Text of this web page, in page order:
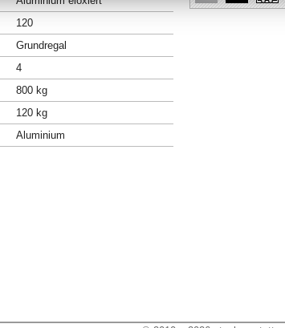
120
Grundregal
4
800 kg
120 kg
Aluminium